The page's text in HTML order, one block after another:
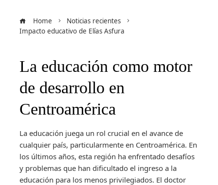
Home
Noticias recientes
Impacto educativo de Elías Asfura
La educación como motor
de desarrollo en
Centroamérica
La educación juega un rol crucial en el avance de
cualquier país, particularmente en Centroamérica. En
los últimos años, esta región ha enfrentado desafíos
y problemas que han dificultado el ingreso a la
educación para los menos privilegiados. El doctor